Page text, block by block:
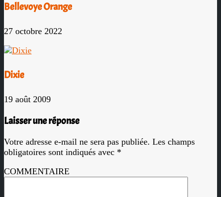
Bellevoye Orange
27 octobre 2022
Dixie
19 août 2009
Laisser une réponse
Votre adresse e-mail ne sera pas publiée. Les champs
obligatoires sont indiqués avec *
COMMENTAIRE